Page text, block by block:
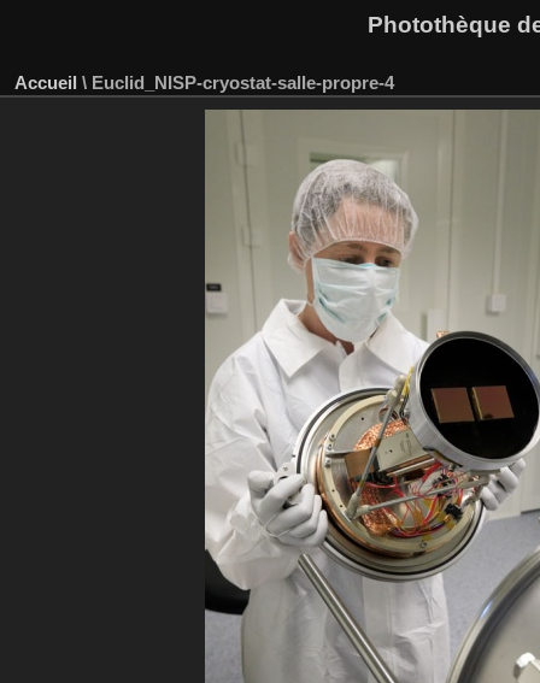
Photothèque
Accueil \ Euclid_NISP-cryostat-salle-propre-4